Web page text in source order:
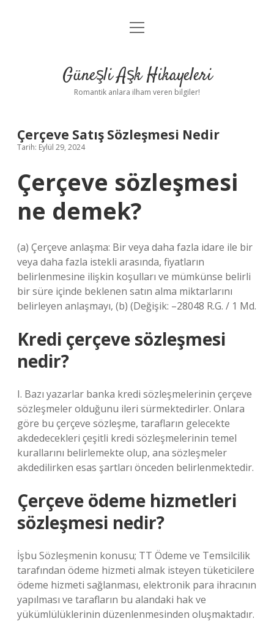
Anasayfa
Yasal Uyarı
menüyü
Güneşli Aşk Hikayeleri
Romantik anlara ilham veren bilgiler!
Çerçeve Satış Sözleşmesi Nedir
Tarih: Eylül 29, 2024
Çerçeve sözleşmesi
ne demek?
(a) Çerçeve anlaşma: Bir veya daha fazla idare ile bir
veya daha fazla istekli arasında, fiyatların
belirlenmesine ilişkin koşulları ve mümkünse belirli
bir süre içinde beklenen satın alma miktarlarını
belirleyen anlaşmayı, (b) (Değişik: –28048 R.G. / 1 ​​​​​​​​Md.
Kredi çerçeve sözleşmesi
nedir?
I. Bazı yazarlar banka kredi sözleşmelerinin çerçeve
sözleşmeler olduğunu ileri sürmektedirler. Onlara
göre bu çerçeve sözleşme, tarafların gelecekte
akdedecekleri çeşitli kredi sözleşmelerinin temel
kurallarını belirlemekte olup, ana sözleşmeler
akdedilirken esas şartları önceden belirlenmektedir.
Çerçeve ödeme hizmetleri
sözleşmesi nedir?
İşbu Sözleşmenin konusu; TT Ödeme ve Temsilcilik
tarafından ödeme hizmeti almak isteyen tüketicilere
ödeme hizmeti sağlanması, elektronik para ihracının
yapılması ve tarafların bu alandaki hak ve
yükümlülüklerinin düzenlenmesinden oluşmaktadır.